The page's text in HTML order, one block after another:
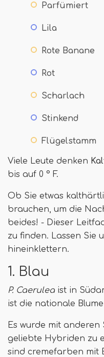
Parfümiert
Lila
Rote Banane
Rot
Scharlach
Stinkend
Flügelstamm
Viele Leute denken
bis auf 0 ° F.
Ob Sie etwas
brauchen, um die
beides! - Dieser
zu finden. Lassen Sie
hineinklettern.
1. Blau
P. Caerulea ist in
ist die nationale
Es wurde mit
geliebte Hybriden zu
sind cremefarben mit